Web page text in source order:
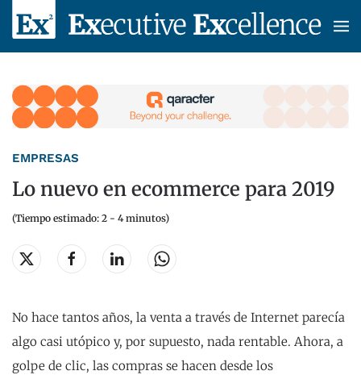
Skip to main content
EMPRESAS
Lo nuevo en ecommerce para 2019
(Tiempo estimado: 2 - 4 minutos)
No hace tantos años, la venta a través de Internet parecía
algo casi utópico y, por supuesto, nada rentable. Ahora, a
golpe de clic, las compras se hacen desde los